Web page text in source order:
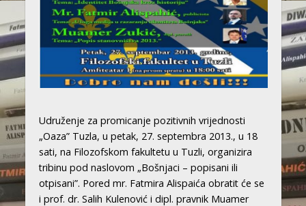
Udruženje za promicanje pozitivnih vrijednosti
„Oaza” Tuzla, u petak, 27. septembra 2013., u 18
sati, na Filozofskom fakultetu u Tuzli, organizira
tribinu pod naslovom „Bošnjaci – popisani ili
otpisani”. Pored mr. Fatmira Alispaića obratit će se
i prof. dr. Salih Kulenović i dipl. pravnik Muamer